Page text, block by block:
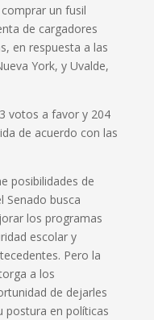
un fusil
de cargadores
en respuesta a las
York, y Uvalde,
votos a favor y 204
de acuerdo con las
posibilidades de
Senado busca
los programas
escolar y
Pero la
a los
de dejarles
postura en políticas